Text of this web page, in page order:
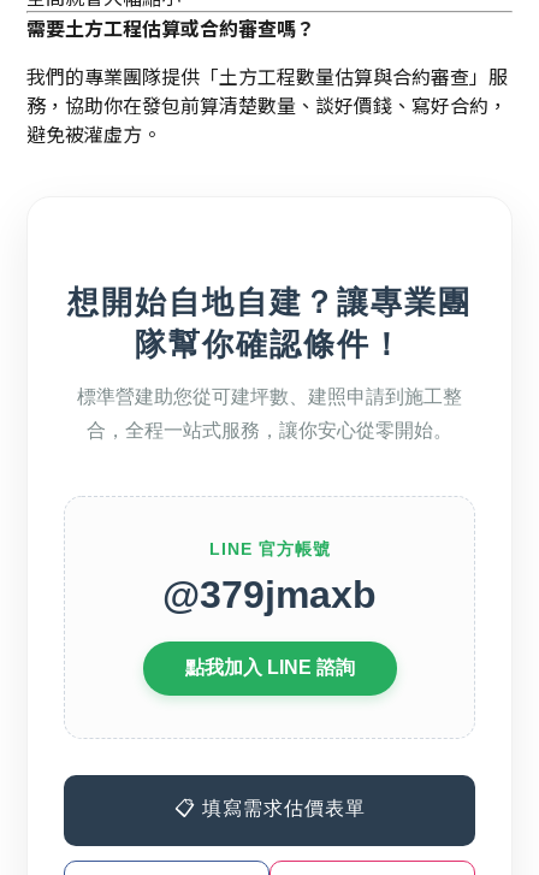
需要土方工程估算或合約審查嗎？
我們的專業團隊提供「土方工程數量估算與合約審查」服
務，協助你在發包前算清楚數量、談好價錢、寫好合約，
避免被灌虛方。
想開始自地自建？讓專業團
隊幫你確認條件！
標準營建助您從可建坪數、建照申請到施工整
合，全程一站式服務，讓你安心從零開始。
LINE 官方帳號
@379jmaxb
點我加入 LINE 諮詢
📋 填寫需求估價表單